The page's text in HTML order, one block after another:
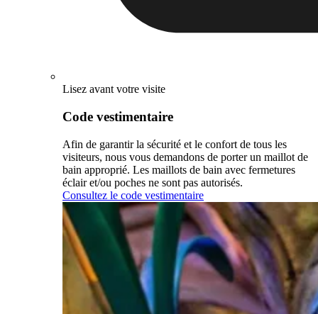
Lisez avant votre visite
Code vestimentaire
Afin de garantir la sécurité et le confort de tous les
visiteurs, nous vous demandons de porter un maillot de
bain approprié. Les maillots de bain avec fermetures
éclair et/ou poches ne sont pas autorisés.
Consultez le code vestimentaire